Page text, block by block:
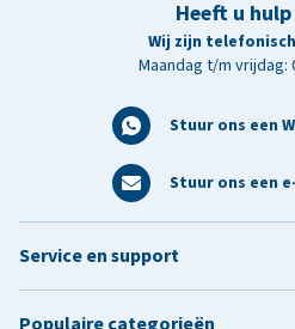
Heeft u
Wij zijn
Maandag t/m vrijdag:
Stuur ons een
Stuur ons een
Service en support
Populaire categorieën